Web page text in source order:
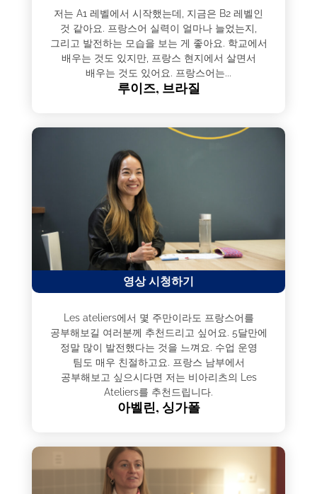
저는 A1 레벨에서 시작했는데, 지금은 B2 레벨인
것 같아요. 프랑스어 실력이 얼마나 늘었는지,
그리고 발전하는 모습을 보는 게 좋아요. 학교에서
배우는 것도 있지만, 프랑스 현지에서 살면서
배우는 것도 있어요. 프랑스어는...
루이즈, 브라질
영상 시청하기
Les ateliers에서 몇 주만이라도 프랑스어를
공부해보길 여러분께 추천드리고 싶어요. 5달만에
정말 많이 발전했다는 것을 느껴요. 수업 운영
팀도 매우 친절하고요. 프랑스 남부에서
공부해보고 싶으시다면 저는 비아리츠의 Les
Ateliers를 추천드립니다.
아벨린, 싱가폴